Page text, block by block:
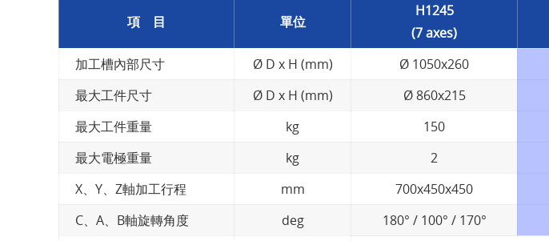
項 目 單位
H1245
(7 axes)
加工槽內部尺寸
Ø D x H (mm) Ø 1050x260
最大工件尺寸
Ø D x H (mm) Ø 860x215
最大工件重量
kg 150
最大電極重量
kg 2
X、Y、Z軸加工行程
mm 700x450x450
C、A、B軸旋轉角度
deg 180° / 100° / 170°